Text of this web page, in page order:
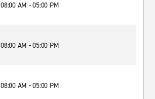
08:00 AM - 05:00 PM
08:00 AM - 05:00 PM
08:00 AM - 05:00 PM